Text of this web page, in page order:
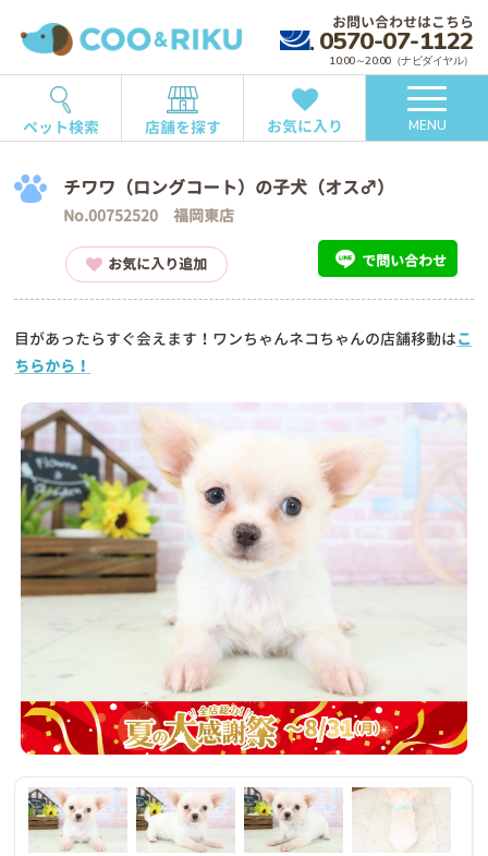
お問い合わせはこちら
0570-07-1122
10:00～20:00（ナビダイヤル）
ペット検索 店舗を探す お気に入り MENU
チワワ（ロングコート）の子犬（オス♂）
No.00752520 福岡東店
お気に入り追加 で問い合わせ
目があったらすぐ会えます！ワンちゃんネコちゃんの店舗移動はこ
ちらから！